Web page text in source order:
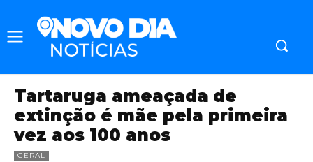
Tartaruga ameaçada de
extinção é mãe pela primeira
vez aos 100 anos
GERAL